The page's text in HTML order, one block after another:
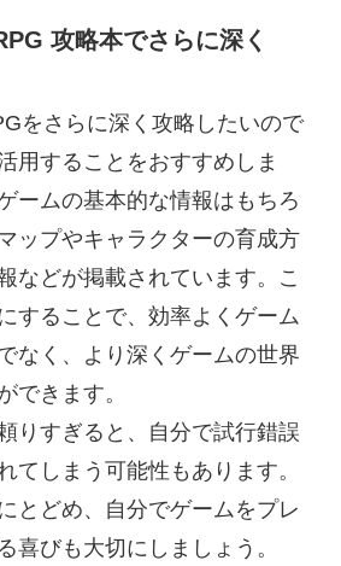
攻略本でさらに深く
をさらに深く攻略したいので
用することをおすすめしま
ームの基本的な情報はもちろ
ップやキャラクターの育成方
などが掲載されています。こ
することで、効率よくゲーム
なく、より深くゲームの世界
できます。
りすぎると、自分で試行錯誤
てしまう可能性もあります。
とどめ、自分でゲームをプレ
喜びも大切にしましょう。